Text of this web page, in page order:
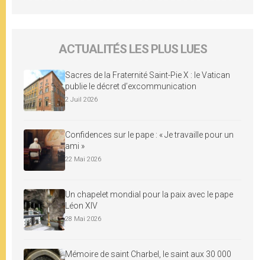
ACTUALITÉS LES PLUS LUES
Sacres de la Fraternité Saint-Pie X : le Vatican
publie le décret d’excommunication
2 Juil 2026
Confidences sur le pape : « Je travaille pour un
ami »
22 Mai 2026
Un chapelet mondial pour la paix avec le pape
Léon XIV
28 Mai 2026
Mémoire de saint Charbel, le saint aux 30 000